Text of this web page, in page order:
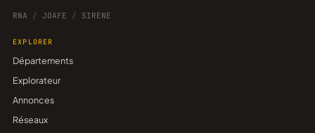
RNA / JOAFE / SIRENE
EXPLORER
Départements
Explorateur
Annonces
Réseaux